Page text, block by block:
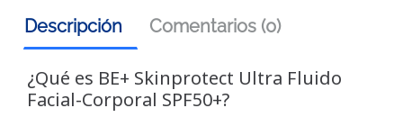
Descripción Comentarios (0)
¿Qué es BE+ Skinprotect Ultra Fluido
Facial-Corporal SPF50+?